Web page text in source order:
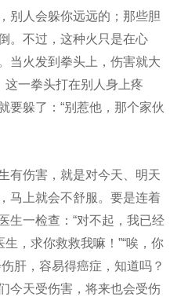
别人会躲你远远的；那些胆
。不过，这种火只是在心
当火发到拳头上，伤害就大
这一拳头打在别人身上疼
要躲了：“别惹他，那个家伙
有伤害，就是对今天、明天
马上就会不舒服。要是连着
生一检查：“对不起，我已经
生，求你救救我嘛！”“唉，你
肝，容易得癌症，知道吗？
今天受伤害，将来也会受伤